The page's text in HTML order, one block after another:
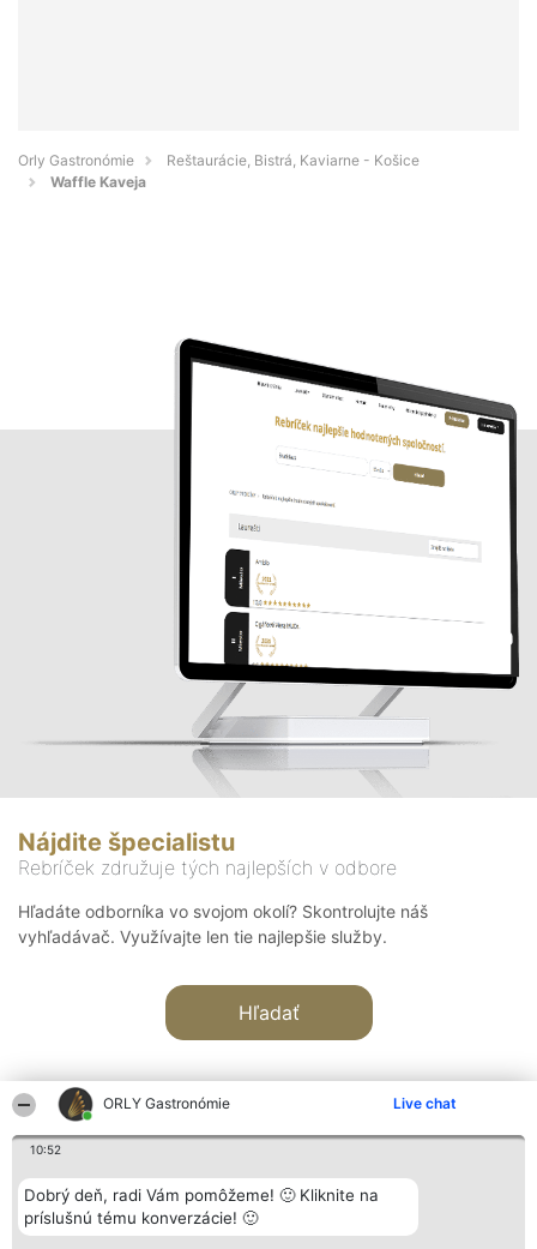
ORLY Gastronómie Live chat
10:52
Dobrý deň, radi Vám pomôžeme! 🙂 Kliknite na
príslušnú tému konverzácie! 🙂
Orly Gastronómie
Reštaurácie, Bistrá, Kaviarne - Košice
Waffle Kaveja
Nájdite špecialistu
Rebríček združuje tých najlepších v odbore
Hľadáte odborníka vo svojom okolí? Skontrolujte náš
vyhľadávač. Využívajte len tie najlepšie služby.
Hľadať
Organizátor hodnotenia
Bright Side Solutions sp. z o.
o. sp. k.
Hodnotenie
Laureáti
Lista
Kontakt
Kontakt